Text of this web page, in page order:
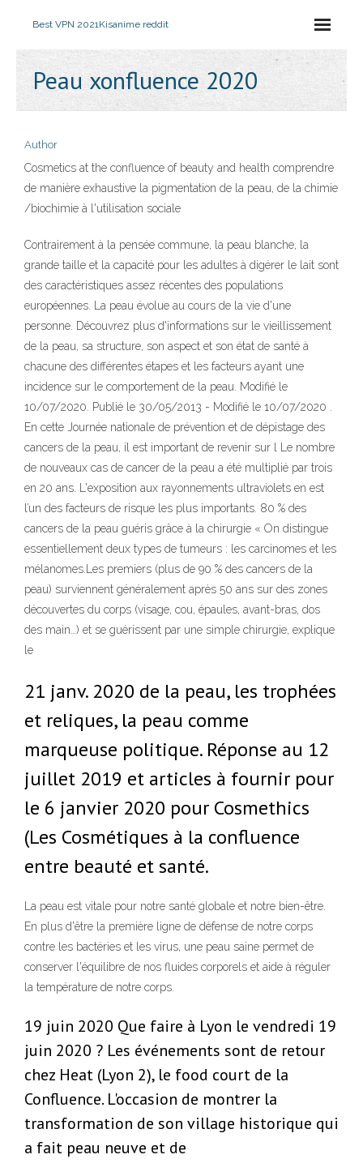
Best VPN 2021Kisanime reddit
Peau xonfluence 2020
Author
Cosmetics at the confluence of beauty and health comprendre
de manière exhaustive la pigmentation de la peau, de la chimie
/biochimie à l'utilisation sociale
Contrairement à la pensée commune, la peau blanche, la
grande taille et la capacité pour les adultes à digérer le lait sont
des caractéristiques assez récentes des populations
européennes. La peau évolue au cours de la vie d'une
personne. Découvrez plus d'informations sur le vieillissement
de la peau, sa structure, son aspect et son état de santé à
chacune des différentes étapes et les facteurs ayant une
incidence sur le comportement de la peau. Modifié le
10/07/2020. Publié le 30/05/2013 - Modifié le 10/07/2020 .
En cette Journée nationale de prévention et de dépistage des
cancers de la peau, il est important de revenir sur l Le nombre
de nouveaux cas de cancer de la peau a été multiplié par trois
en 20 ans. L'exposition aux rayonnements ultraviolets en est
l’un des facteurs de risque les plus importants. 80 % des
cancers de la peau guéris grâce à la chirurgie « On distingue
essentiellement deux types de tumeurs : les carcinomes et les
mélanomes.Les premiers (plus de 90 % des cancers de la
peau) surviennent généralement après 50 ans sur des zones
découvertes du corps (visage, cou, épaules, avant-bras, dos
des main…) et se guérissent par une simple chirurgie, explique
le
21 janv. 2020 de la peau, les trophées
et reliques, la peau comme
marqueuse politique. Réponse au 12
juillet 2019 et articles à fournir pour
le 6 janvier 2020 pour Cosmethics
(Les Cosmétiques à la confluence
entre beauté et santé.
La peau est vitale pour notre santé globale et notre bien-être.
En plus d'être la première ligne de défense de notre corps
contre les bactéries et les virus, une peau saine permet de
conserver l'équilibre de nos fluides corporels et aide à réguler
la température de notre corps.
19 juin 2020 Que faire à Lyon le vendredi 19
juin 2020 ? Les événements sont de retour
chez Heat (Lyon 2), le food court de la
Confluence. L'occasion de montrer la
transformation de son village historique qui
a fait peau neuve et de